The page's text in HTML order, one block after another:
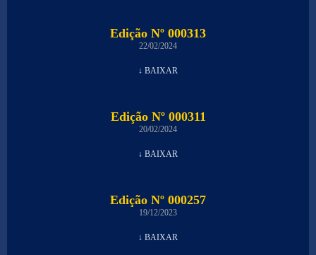
Edição Nº 000313
22/02/2024
↓ BAIXAR
Edição Nº 000311
20/02/2024
↓ BAIXAR
Edição Nº 000257
19/12/2023
↓ BAIXAR